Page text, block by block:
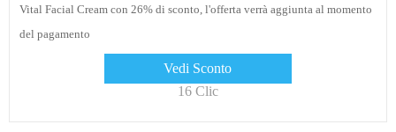
Vital Facial Cream con 26% di sconto, l'offerta verrà aggiunta al momento
del pagamento
Vedi Sconto
16 Clic